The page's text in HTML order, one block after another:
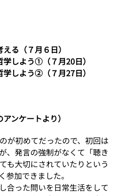
る （７月６日）
学しよう① （７月20日）
学しよう② （７月27日）
ンケートより）
が初めてだったので、初回は
、発言の強制がなくて「聴き
も大切にされていたりという
参加できました。
合った問いを日常生活をして